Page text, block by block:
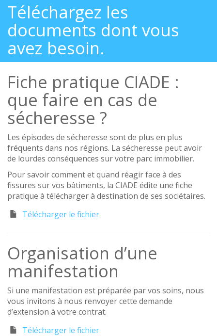
Téléchargez les
documents dont vous
avez besoin.
Fiche pratique CIADE :
que faire en cas de
sécheresse ?
Les épisodes de sécheresse sont de plus en plus
fréquents dans nos régions. La sécheresse peut avoir
de lourdes conséquences sur votre parc immobilier.
Pour savoir comment et quand réagir face à des
fissures sur vos bâtiments, la CIADE édite une fiche
pratique à télécharger à destination de ses sociétaires.
Télécharger le fichier
Organisation d’une
manifestation
Si une manifestation est préparée par vos soins, nous
vous invitons à nous renvoyer cette demande
d’extension à votre contrat.
Télécharger le fichier